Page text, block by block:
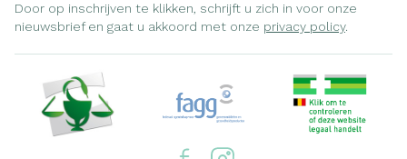
Door op inschrijven te klikken, schrijft u zich in voor onze
nieuwsbrief en gaat u akkoord met onze privacy policy.